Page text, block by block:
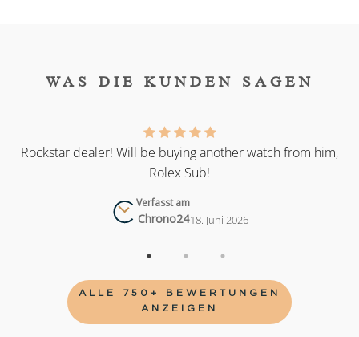
WAS DIE KUNDEN SAGEN
Rockstar dealer! Will be buying another watch from him,
Rolex Sub!
Verfasst am
Chrono2418. Juni 2026
ALLE 750+ BEWERTUNGEN
ANZEIGEN